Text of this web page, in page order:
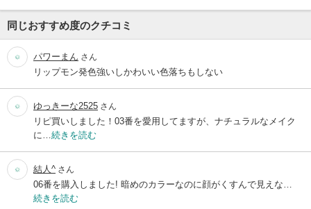
同じおすすめ度のクチコミ
パワーまん さん
リップモン発色強いしかわいい色落ちもしない
ゆっきーな2525 さん
リピ買いしました！03番を愛用してますが、ナチュラルなメイク
に… 続きを読む
結人^ さん
06番を購入しました! 暗めのカラーなのに顔がくすんで見えな…
続きを読む